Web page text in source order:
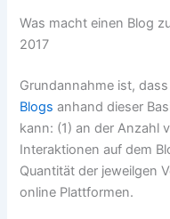
Was macht einen Blog
2017
Grundannahme ist,
Blogs anhand dieser
kann: (1) an der Anzahl
Interaktionen auf dem
Quantität der jeweilgen
online Plattformen.